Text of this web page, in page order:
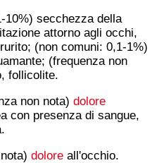
10%) secchezza della
attorno agli occhi,
(non comuni: 0,1-1%)
(frequenza non
follicolite.
non nota) dolore
con presenza di sangue,
dolore all'occhio.